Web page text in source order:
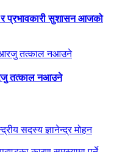
र प्रभावकारी सुशासन आजको
तत्काल नआउने
सदस्य ज्ञानेन्द्र मोहन